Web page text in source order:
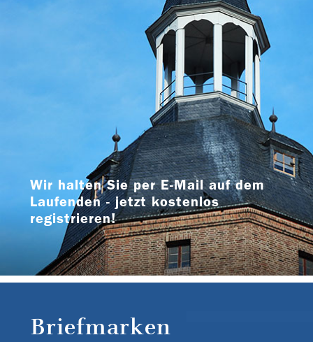
Wir halten Sie per E-Mail auf dem
Laufenden - jetzt kostenlos
registrieren!
Briefmarken